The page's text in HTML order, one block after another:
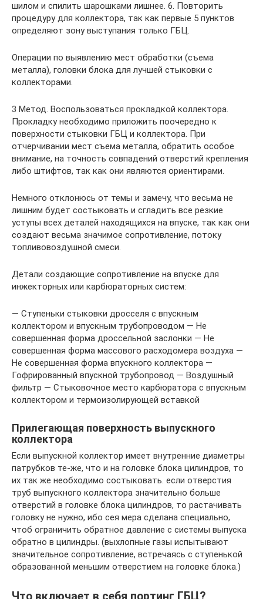
шилом и спилить шарошками лишнее. 6. Повторить
процедуру для коллектора, так как первые 5 пунктов
определяют зону выступания только ГБЦ.
Операции по выявлению мест обработки (съема
металла), головки блока для лучшей стыковки с
коллекторами.
3 Метод. Воспользоваться прокладкой коллектора.
Прокладку необходимо приложить поочередно к
поверхности стыковки ГБЦ и коллектора. При
отчерчивании мест съема металла, обратить особое
внимание, на точность совпадений отверстий крепления
либо штифтов, так как они являются ориентирами.
Немного отклонюсь от темы и замечу, что весьма не
лишним будет состыковать и сгладить все резкие
уступы всех деталей находящихся на впуске, так как они
создают весьма значимое сопротивление, потоку
топливовоздушной смеси.
Детали создающие сопротивление на впуске для
инжекторных или карбюраторных систем:
— Ступеньки стыковки дросселя с впускным
коллектором и впускным трубопроводом — Не
совершенная форма дроссельной заслонки — Не
совершенная форма массового расходомера воздуха —
Не совершенная форма впускного коллектора —
Гофрированный впускной трубопровод — Воздушный
фильтр — Стыковочное место карбюратора с впускным
коллектором и термоизолирующей вставкой
Прилегающая поверхность выпускного
коллектора
Если выпускной коллектор имеет внутренние диаметры
патрубков те-же, что и на головке блока цилиндров, то
их так же необходимо состыковать. если отверстия
труб выпускного коллектора значительно больше
отверстий в головке блока цилиндров, то растачивать
головку не нужно, ибо сея мера сделана специально,
чтоб ограничить обратное давление с системы выпуска
обратно в цилиндры. (выхлопные газы испытывают
значительное сопротивление, встречаясь с ступенькой
образованной меньшим отверстием на головке блока.)